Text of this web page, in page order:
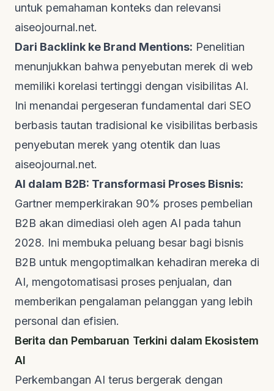
untuk pemahaman konteks dan relevansi
aiseojournal.net.
Dari Backlink ke Brand Mentions: Penelitian
menunjukkan bahwa penyebutan merek di web
memiliki korelasi tertinggi dengan visibilitas AI.
Ini menandai pergeseran fundamental dari SEO
berbasis tautan tradisional ke visibilitas berbasis
penyebutan merek yang otentik dan luas
aiseojournal.net.
AI dalam B2B: Transformasi Proses Bisnis:
Gartner memperkirakan 90% proses pembelian
B2B akan dimediasi oleh agen AI pada tahun
2028. Ini membuka peluang besar bagi bisnis
B2B untuk mengoptimalkan kehadiran mereka di
AI, mengotomatisasi proses penjualan, dan
memberikan pengalaman pelanggan yang lebih
personal dan efisien.
Berita dan Pembaruan Terkini dalam Ekosistem
AI
Perkembangan AI terus bergerak dengan